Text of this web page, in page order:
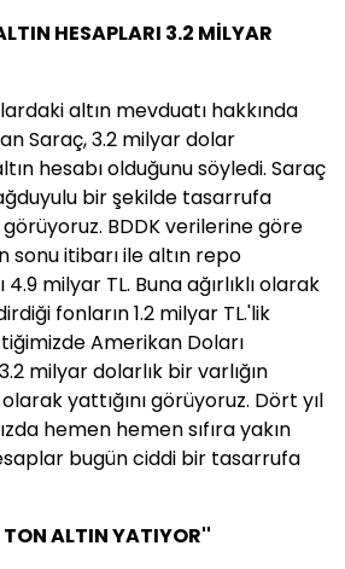
HESAPLARI 3.2 MİLYAR
altın mevduatı hakkında
Saraç, 3.2 milyar dolar
hesabı olduğunu söyledi. Saraç
bir şekilde tasarrufa
BDDK verilerine göre
sonu itibarı ile altın repo
4.9 milyar TL. Buna ağırlıklı olarak
fonların 1.2 milyar TL.'lik
Amerikan Doları
milyar dolarlık bir varlığın
yattığını görüyoruz. Dört yıl
hemen hemen sıfıra yakın
bugün ciddi bir tasarrufa
ALTIN YATIYOR''